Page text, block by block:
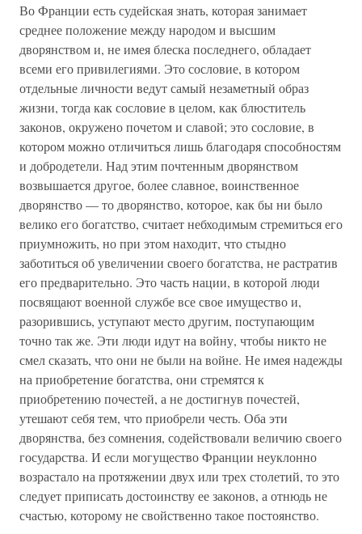
Во Франции есть судейская знать, которая занимает
среднее положение между народом и высшим
дворянством и, не имея блеска последнего, обладает
всеми его привилегиями. Это сословие, в котором
отдельные личности ведут самый незаметный образ
жизни, тогда как сословие в целом, как блюститель
законов, окружено почетом и славой; это сословие, в
котором можно отличиться лишь благодаря способностям
и добродетели. Над этим почтенным дворянством
возвышается другое, более славное, воинственное
дворянство — то дворянство, которое, как бы ни было
велико его богатство, считает небходимым стремиться его
приумножить, но при этом находит, что стыдно
заботиться об увеличении своего богатства, не растратив
его предварительно. Это часть нации, в которой люди
посвящают военной службе все свое имущество и,
разорившись, уступают место другим, поступающим
точно так же. Эти люди идут на войну, чтобы никто не
смел сказать, что они не были на войне. Не имея надежды
на приобретение богатства, они стремятся к
приобретению почестей, а не достигнув почестей,
утешают себя тем, что приобрели честь. Оба эти
дворянства, без сомнения, содействовали величию своего
государства. И если могущество Франции неуклонно
возрастало на протяжении двух или трех столетий, то это
следует приписать достоинству ее законов, а отнюдь не
счастью, которому не свойственно такое постоянство.